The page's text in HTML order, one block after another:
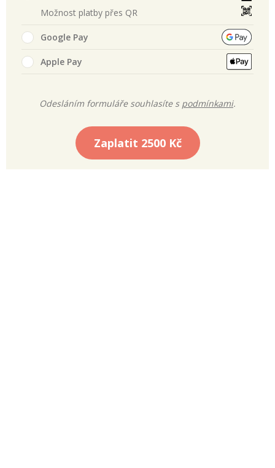
Možnost platby přes QR
Google Pay
Apple Pay
Odesláním formuláře souhlasíte s podmínkami.
Zaplatit 2500 Kč